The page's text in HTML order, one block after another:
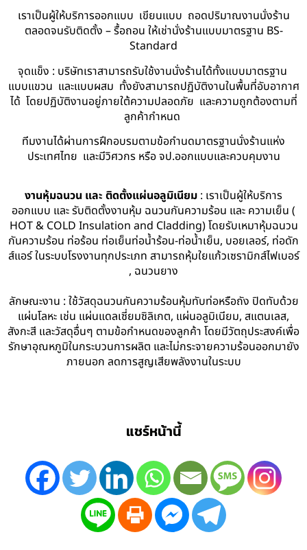
เราเป็นผู้ให้บริการออกแบบ เขียนแบบ ถอดปริมาณงานนั่งร้าน
ตลอดจนรับติดตั้ง – รื้อถอน ให้เช่านั่งร้านแบบมาตรฐาน BS-
Standard
จุดแข็ง : บริษัทเราสามารถรับใช้งานนั่งร้านได้ทั้งแบบมาตรฐาน
แบบแขวน และแบบผสม ทั้งยังสามารถปฏิบัติงานในพื้นที่อับอากาศ
ได้ โดยปฏิบัติงานอยู่ภายใต้ความปลอดภัย และความถูกต้องตามที่
ลูกค้ากำหนด
ทีมงานได้ผ่านการฝึกอบรมตามข้อกำนดมาตรฐานนั่งร้านแห่ง
ประเทศไทย และมีวิศวกร หรือ จป.ออกแบบและควบคุมงาน
งานหุ้มฉนวน และ ติดตั้งแผ่นอลูมิเนียม : เราเป็นผู้ให้บริการ
ออกแบบ และ รับติดตั้งงานหุ้ม ฉนวนกันความร้อน และ ความเย็น (
HOT & COLD Insulation and Cladding) โดยรับเหมาหุ้มฉนวน
กันความร้อน ท่อร้อน ท่อเย็นท่อน้ำร้อน-ท่อน้ำเย็น, บอยเลอร์, ท่อดัก
ส์แอร์ ในระบบโรงงานทุกประเภท สามารถหุ้มใยแก้วเซรามิกส์ไฟเบอร์
, ฉนวนยาง
ลักษณะงาน : ใช้วัสดุฉนวนกันความร้อนหุ้มทับท่อหรือถัง ปิดทับด้วย
แผ่นโลหะ เช่น แผ่นแดลเซี่ยมซิลิเกต, แผ่นอลูมิเนียม, สแตนเลส,
สังกะสี และวัสดุอื่นๆ ตามข้อกำหนดของลูกค้า โดยมีวัตถุประสงค์เพื่อ
รักษาอุณหภูมิในกระบวนการผลิต และไม่กระจายความร้อนออกมายัง
ภายนอก ลดการสูญเสียพลังงานในระบบ
แชร์หน้านี้